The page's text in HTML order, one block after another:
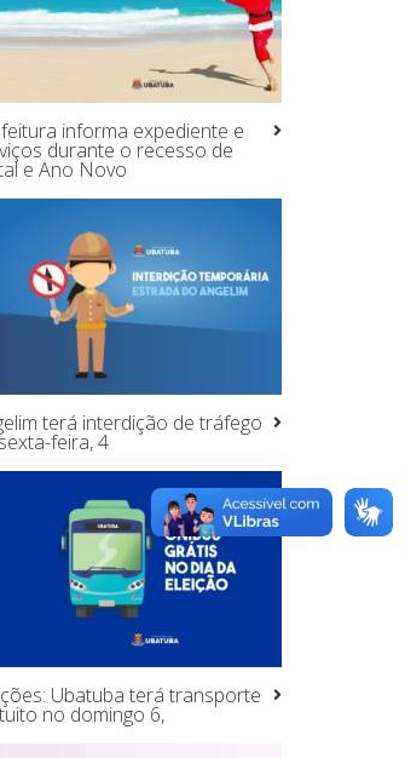
informa expediente e
durante o recesso de
e Ano Novo
terá interdição de tráfego
feira, 4
Ubatuba terá transporte
no domingo 6,